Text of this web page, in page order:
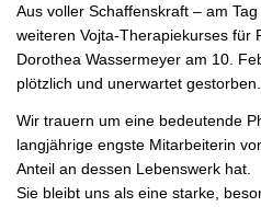
Aus voller Schaffenskraft – am
weiteren Vojta-Therapiekurses für
Dorothea Wassermeyer am 10.
plötzlich und unerwartet gestorben.
Wir trauern um eine bedeutende
langjährige engste Mitarbeiterin
Anteil an dessen Lebenswerk hat.
Sie bleibt uns als eine starke,